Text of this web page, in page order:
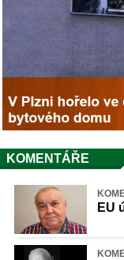
KOMENTÁŘE
EU